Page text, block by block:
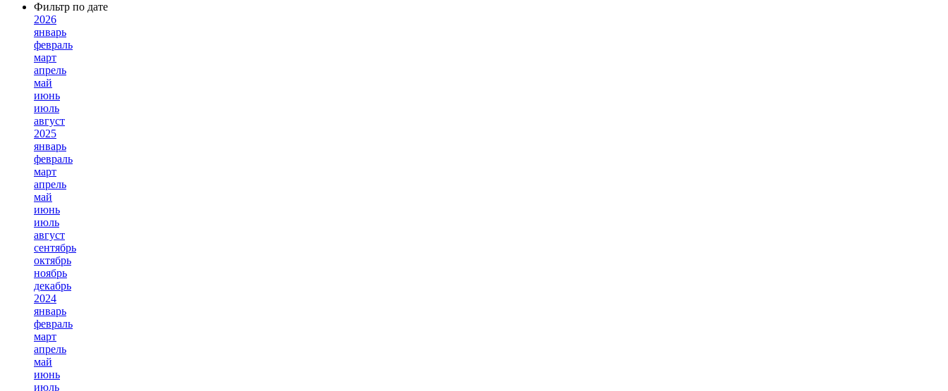
Фильтр по дате
2026
январь
февраль
март
апрель
май
июнь
июль
август
2025
январь
февраль
март
апрель
май
июнь
июль
август
сентябрь
октябрь
ноябрь
декабрь
2024
январь
февраль
март
апрель
май
июнь
июль